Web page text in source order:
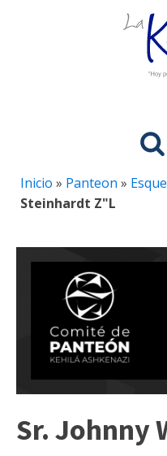
Inicio » Panteon »
Steinhardt Z"L
Sr. Johnny